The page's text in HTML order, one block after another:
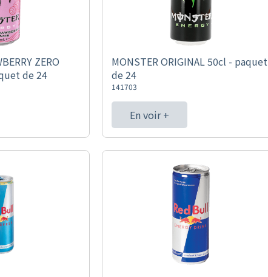
ZERO
de 24
MONSTER ORIGINAL 50cl - paquet
de 24
141703
En voir +